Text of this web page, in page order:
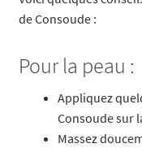
de Consoude :
Pour la peau :
Appliquez
Consoude sur
Massez